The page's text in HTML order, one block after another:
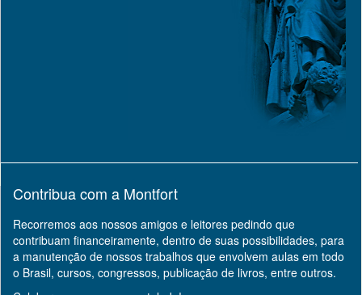
Contribua com a Montfort
Recorremos aos nossos amigos e leitores pedindo que
contribuam financeiramente, dentro de suas possibilidades, para
a manutenção de nossos trabalhos que envolvem aulas em todo
o Brasil, cursos, congressos, publicação de livros, entre outros.